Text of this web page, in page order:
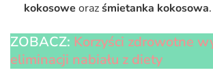
kokosowe orazśmietanka kokosowa.
ZOBACZ: Korzyści zdrowotne
eliminacji nabiału z diety